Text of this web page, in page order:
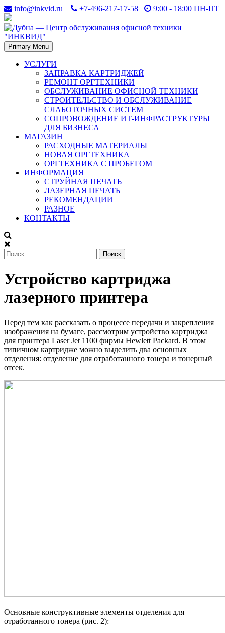
Skip
to
content
info@inkvid.ru +7-496-217-17-58 9:00 - 18:00 ПН-ПТ
Дубна — Центр
обслуживания офисной
техники "ИНКВИД"
Дубна. Восстановление и заправка лазерных картриджей в
Дубне. Ремонт оргтехники — принтеров, копиров (ксероксов),
факсов, плоттеров.
Primary Menu
УСЛУГИ
ЗАПРАВКА КАРТРИДЖЕЙ
РЕМОНТ ОРГТЕХНИКИ
ОБСЛУЖИВАНИЕ ОФИСНОЙ ТЕХНИКИ
СТРОИТЕЛЬСТВО И ОБСЛУЖИВАНИЕ
СЛАБОТОЧНЫХ СИСТЕМ
СОПРОВОЖДЕНИЕ ИТ-ИНФРАСТРУКТУРЫ
ДЛЯ БИЗНЕСА
МАГАЗИН
РАСХОДНЫЕ МАТЕРИАЛЫ
НОВАЯ ОРГТЕХНИКА
ОРГТЕХНИКА С ПРОБЕГОМ
ИНФОРМАЦИЯ
СТРУЙНАЯ ПЕЧАТЬ
ЛАЗЕРНАЯ ПЕЧАТЬ
РЕКОМЕНДАЦИИ
РАЗНОЕ
КОНТАКТЫ
Найти:
Устройство
картриджа
лазерного
принтера
Устройство картриджа
лазерного принтера
Перед тем как рассказать о процессе передачи и закрепления
изображения на бумаге, рассмотрим устройство картриджа
для принтера Laser Jet 1100 фирмы Hewlett Packard. В этом
типичном картридже можно выделить два основных
отделения: отделение для отработанного тонера и тонерный
отсек.
Основные конструктивные элементы отделения для
отработанного тонера (рис. 2):